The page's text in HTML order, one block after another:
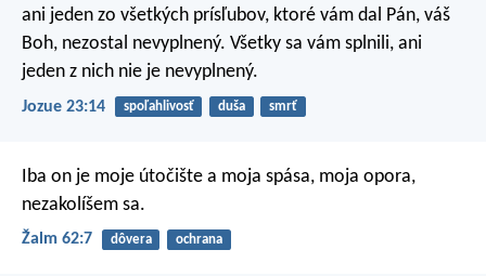
ani jeden zo všetkých prísľubov, ktoré vám dal Pán, váš
Boh, nezostal nevyplnený. Všetky sa vám splnili, ani
jeden z nich nie je nevyplnený.
Jozue 23:14 spoľahlivosť duša smrť
Iba on je moje útočište a moja spása, moja opora,
nezakolíšem sa.
Žalm 62:7 dôvera ochrana